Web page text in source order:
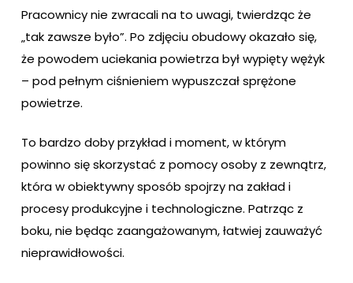
Pracownicy nie zwracali na to uwagi, twierdząc że
„tak zawsze było”. Po zdjęciu obudowy okazało się,
że powodem uciekania powietrza był wypięty wężyk
– pod pełnym ciśnieniem wypuszczał sprężone
powietrze.
To bardzo doby przykład i moment, w którym
powinno się skorzystać z pomocy osoby z zewnątrz,
która w obiektywny sposób spojrzy na zakład i
procesy produkcyjne i technologiczne. Patrząc z
boku, nie będąc zaangażowanym, łatwiej zauważyć
nieprawidłowości.